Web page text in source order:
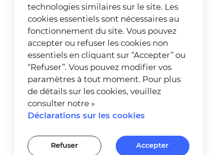
technologies similaires sur le site. Les
cookies essentiels sont nécessaires au
fonctionnement du site. Vous pouvez
accepter ou refuser les cookies non
essentiels en cliquant sur “Accepter” ou
“Refuser”. Vous pouvez modifier vos
paramètres à tout moment. Pour plus
de détails sur les cookies, veuillez
consulter notre »
Déclarations sur les cookies
Refuser Accepter